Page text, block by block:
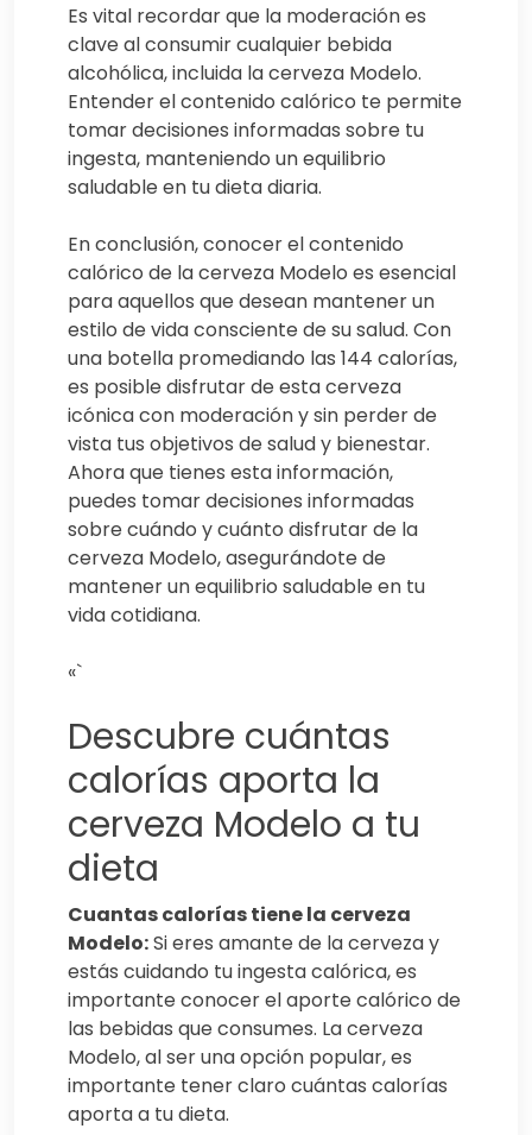
Es vital recordar que la moderación es
clave al consumir cualquier bebida
alcohólica, incluida la cerveza Modelo.
Entender el contenido calórico te permite
tomar decisiones informadas sobre tu
ingesta, manteniendo un equilibrio
saludable en tu dieta diaria.
En conclusión, conocer el contenido
calórico de la cerveza Modelo es esencial
para aquellos que desean mantener un
estilo de vida consciente de su salud. Con
una botella promediando las 144 calorías,
es posible disfrutar de esta cerveza
icónica con moderación y sin perder de
vista tus objetivos de salud y bienestar.
Ahora que tienes esta información,
puedes tomar decisiones informadas
sobre cuándo y cuánto disfrutar de la
cerveza Modelo, asegurándote de
mantener un equilibrio saludable en tu
vida cotidiana.
«`
Descubre cuántas
calorías aporta la
cerveza Modelo a tu
dieta
Cuantas calorías tiene la cerveza
Modelo:Si eres amante de la cerveza y
estás cuidando tu ingesta calórica, es
importante conocer el aporte calórico de
las bebidas que consumes. La cerveza
Modelo, al ser una opción popular, es
importante tener claro cuántas calorías
aporta a tu dieta.